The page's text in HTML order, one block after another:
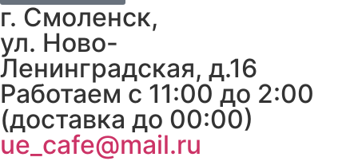
г. Смоленск,
ул. Ново-
Ленинградская, д.16
Работаем с 11:00 до 2:00
(доставка до 00:00)
ue_cafe@mail.ru